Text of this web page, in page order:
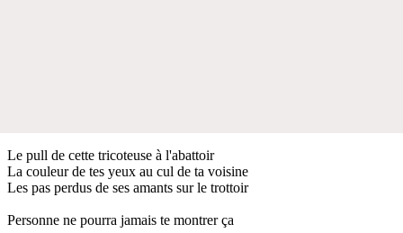
Le pull de cette tricoteuse à l'abattoir
La couleur de tes yeux au cul de ta voisine
Les pas perdus de ses amants sur le trottoir
Personne ne pourra jamais te montrer ça